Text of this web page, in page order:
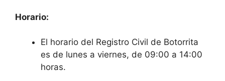
Horario:
El horario del Registro Civil de Botorrita
es de lunes a viernes, de 09:00 a 14:00
horas.